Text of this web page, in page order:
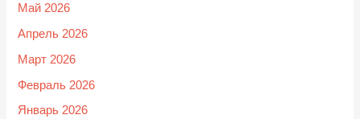
Май 2026
Апрель 2026
Март 2026
Февраль 2026
Январь 2026